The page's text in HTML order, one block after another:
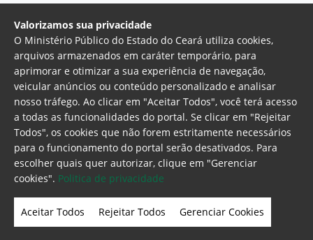
Plantão MP do Ceará
Secretaria Geral
Ministério Público do Estado do Ceará
Procuradoria Geral de Justiça Av. Gen. Afonso
Albuquerque Lima, 130 - Cambeba - CEP:
60.822-325 - Fortaleza, Ceará. Brasil
Home Page Intranet Webmail Office 365
Valorizamos sua privacidade
O Ministério Público do Estado do Ceará utiliza cookies,
arquivos armazenados em caráter temporário, para
aprimorar e otimizar a sua experiência de navegação,
veicular anúncios ou conteúdo personalizado e analisar
nosso tráfego. Ao clicar em "Aceitar Todos", você terá acesso
a todas as funcionalidades do portal. Se clicar em "Rejeitar
Todos", os cookies que não forem estritamente necessários
para o funcionamento do portal serão desativados. Para
escolher quais quer autorizar, clique em "Gerenciar
cookies". Politica de privacidade
Aceitar Todos Rejeitar Todos Gerenciar Cookies